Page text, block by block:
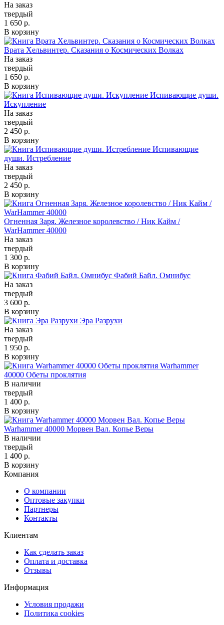
На заказ
твердый
1 650 р.
В корзину
Врата Хельвинтер. Сказания о Космических Волках
На заказ
твердый
1 650 р.
В корзину
Испивающие души.
Искупление
На заказ
твердый
2 450 р.
В корзину
Испивающие
души. Истребление
На заказ
твердый
2 450 р.
В корзину
Огненная Заря. Железное королевство / Ник Кайм /
WarHammer 40000
На заказ
твердый
1 300 р.
В корзину
Фабий Байл. Омнибус
На заказ
твердый
3 600 р.
В корзину
Эра Разрухи
На заказ
твердый
1 950 р.
В корзину
Warhammer
40000 Обеты проклятия
В наличии
твердый
1 400 р.
В корзину
Warhammer 40000 Морвен Вал. Копье Веры
В наличии
твердый
1 400 р.
В корзину
Компания
О компании
Оптовые закупки
Партнеры
Контакты
Клиентам
Как сделать заказ
Оплата и доставка
Отзывы
Информация
Условия продажи
Политика cookies